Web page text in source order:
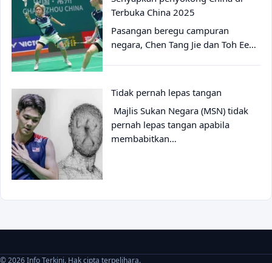
Terbuka China 2025
Pasangan beregu campuran
negara, Chen Tang Jie dan Toh Ee…
Tidak pernah lepas tangan
Majlis Sukan Negara (MSN) tidak
pernah lepas tangan apabila
membabitkan…
© 2026 Info Terkini. Hak cipta terpelihara.